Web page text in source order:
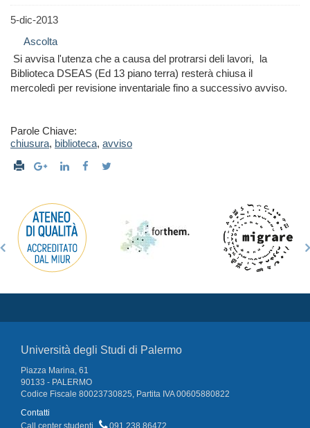
5-dic-2013
Ascolta
Si avvisa l'utenza che a causa del protrarsi deli lavori, la
Biblioteca DSEAS (Ed 13 piano terra) resterà chiusa il
mercoledì per revisione inventariale fino a successivo avviso.
Parole Chiave:
chiusura, biblioteca, avviso
Università degli Studi di Palermo
Piazza Marina, 61
90133 - PALERMO
Codice Fiscale 80023730825, Partita IVA 00605880822
Contatti